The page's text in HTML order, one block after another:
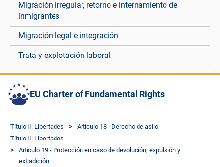
Migración irregular, retorno e internamiento de
inmigrantes
Migración legal e integración
Trata y explotación laboral
EU Charter of Fundamental Rights
Título II: Libertades
Artículo 18 - Derecho de asilo
Título II: Libertades
Artículo 19 - Protección en caso de devolución, expulsión y
extradición